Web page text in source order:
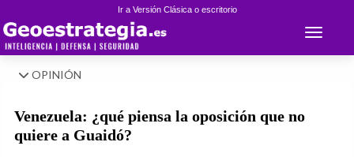
Ir a Versión Clásica o escritorio
Toggle
OPINIÓN
Venezuela: ¿qué piensa la oposición que no
quiere a Guaidó?